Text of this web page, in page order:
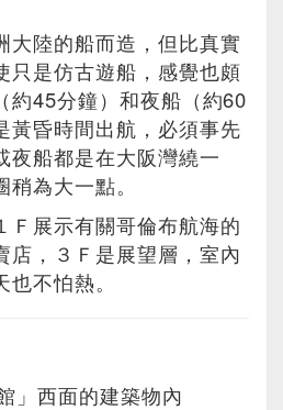
大陸的船而造，但比真實
只是仿古遊船，感覺也頗
約45分鐘）和夜船（約60
黃昏時間出航，必須事先
夜船都是在大阪灣繞一
為大一點。
Ｆ展示有關哥倫布航海的
店，３Ｆ是展望層，室內
不怕熱。
」西面的建築物內